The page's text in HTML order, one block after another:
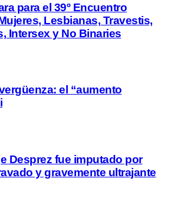
para el 39º Encuentro
Lesbianas, Travestis,
Intersex y No Binaries
el “aumento
Desprez fue imputado por
y gravemente ultrajante